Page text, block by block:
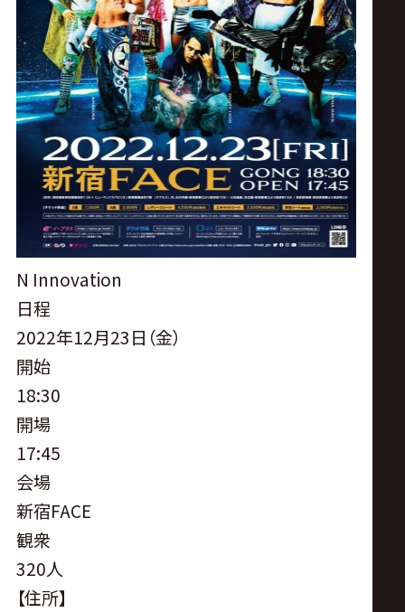
ア
公
式
ト
N Innovation
日程
2022年12月23日（金）
開始
18:30
開場
17:45
会場
新宿FACE
観衆
320人
【住所】